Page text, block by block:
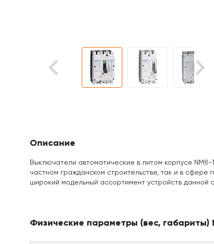
Описание
Выключатели автоматические в литом корпусе
частном гражданском строительстве, так и в
широкий модельный ассортимент устройств данной
Физические параметры (вес, габариты)